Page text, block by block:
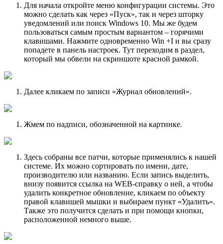
Для начала откройте меню конфигурации системы. Это
можно сделать как через «Пуск», так и через шторку
уведомлений или поиск Windows 10. Мы же будем
пользоваться самым простым вариантом – горячими
клавишами. Нажмите одновременно Win +I и вы сразу
попадете в панель настроек. Тут переходим в раздел,
который мы обвели на скриншоте красной рамкой.
Далее кликаем по записи «Журнал обновлений».
Жмем по надписи, обозначенной на картинке.
Здесь собраны все патчи, которые применялись к нашей
системе. Их можно сортировать по имени, дате,
производителю или названию. Если запись выделить,
внизу появится ссылка на WEB-справку о ней, а чтобы
удалить конкретное обновление, кликаем по объекту
правой клавишей мышки и выбираем пункт «Удалить».
Также это получится сделать и при помощи кнопки,
расположенной немного выше.